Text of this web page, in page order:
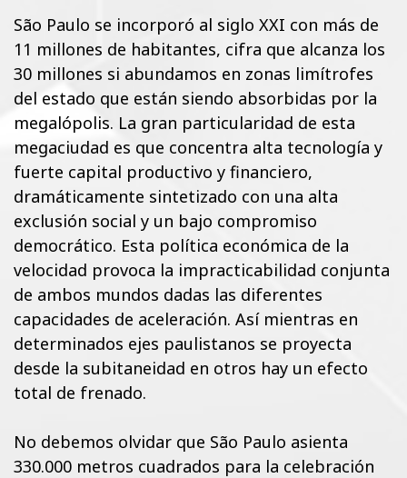
São Paulo se incorporó al siglo XXI con más de
11 millones de habitantes, cifra que alcanza los
30 millones si abundamos en zonas limítrofes
del estado que están siendo absorbidas por la
megalópolis. La gran particularidad de esta
megaciudad es que concentra alta tecnología y
fuerte capital productivo y financiero,
dramáticamente sintetizado con una alta
exclusión social y un bajo compromiso
democrático. Esta política económica de la
velocidad provoca la impracticabilidad conjunta
de ambos mundos dadas las diferentes
capacidades de aceleración. Así mientras en
determinados ejes paulistanos se proyecta
desde la subitaneidad en otros hay un efecto
total de frenado.
No debemos olvidar que São Paulo asienta
330.000 metros cuadrados para la celebración